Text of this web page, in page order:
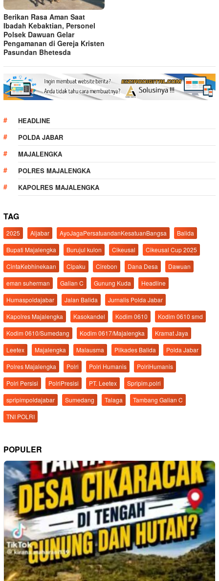
Berikan Rasa Aman Saat
Ibadah Kebaktian, Personel
Polsek Dawuan Gelar
Pengamanan di Gereja Kristen
Pasundan Bhetesda
HEADLINE
POLDA JABAR
MAJALENGKA
POLRES MAJALENGKA
KAPOLRES MAJALENGKA
TAG
2025 Aljabar AyoJagaPersatuandanKesatuanBangsa
Balida
Bupati Majalengka
Burujul kulon Cikeusal
Cikeusal Cup 2025
CintaKebhinekaan
Cipaku Cirebon Dana Desa
Dawuan
eman suherman
Galian C Gunung Kuda
Headline
Humaspoldajabar
Jalan Balida
Jurnalis Polda Jabar
Kapolres Majalengka
Kasokandel Kodim 0610
Kodim 0610 smd
Kodim 0610/Sumedang
Kodim 0617/Majalengka
Kramat Jaya
Leetex
Majalengka Malausma Pilkades Balida
Polda Jabar
Polres Majalengka
Polri Polri Humanis
PolriHumanis
Polri Persisi
PolriPresisi PT. Leetex
Spripim.polri
spripimpoldajabar
Sumedang Talaga
Tambang Galian C
TNI POLRI
POPULER